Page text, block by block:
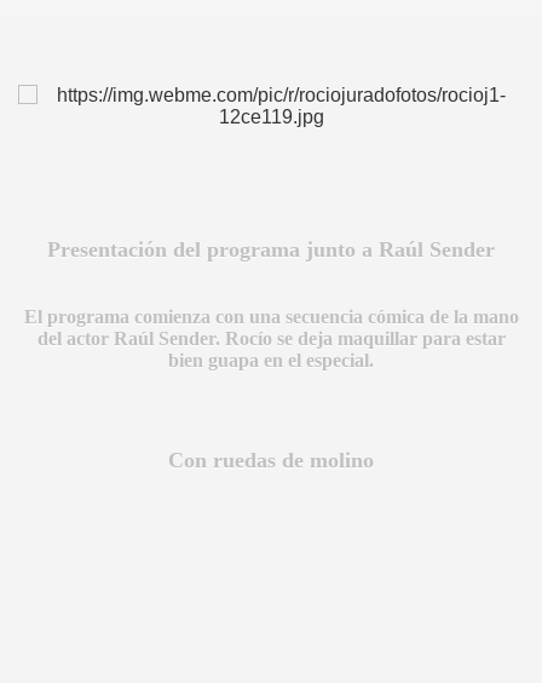
Presentación del programa junto a Raúl Sender
El programa comienza con una secuencia cómica de la mano
del actor Raúl Sender. Rocío se deja maquillar para estar
bien guapa en el especial.
Con ruedas de molino